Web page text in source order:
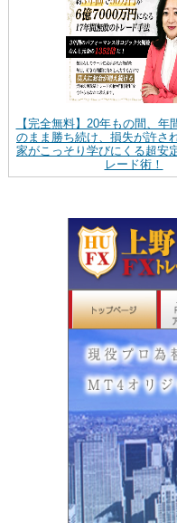
【完全無料】20年もの間、年
のまま勝ち続け、損失が許さ
家がこっそり学びにくる超安
レード術！